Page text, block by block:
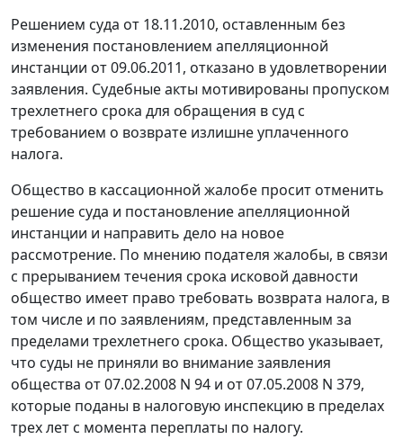
Решением суда от 18.11.2010, оставленным без
изменения постановлением апелляционной
инстанции от 09.06.2011, отказано в удовлетворении
заявления. Судебные акты мотивированы пропуском
трехлетнего срока для обращения в суд с
требованием о возврате излишне уплаченного
налога.
Общество в кассационной жалобе просит отменить
решение суда и постановлениеапелляционной
инстанции и направить дело на новое
рассмотрение. По мнению подателя жалобы, в связи
с прерыванием течения срока исковой давности
общество имеет право требовать возврата налога, в
том числе и по заявлениям, представленным за
пределами трехлетнего срока. Общество указывает,
что суды не приняли во внимание заявления
общества от 07.02.2008 N 94 и от 07.05.2008 N 379,
которые поданы в налоговую инспекцию в пределах
трех лет с момента переплаты по налогу.